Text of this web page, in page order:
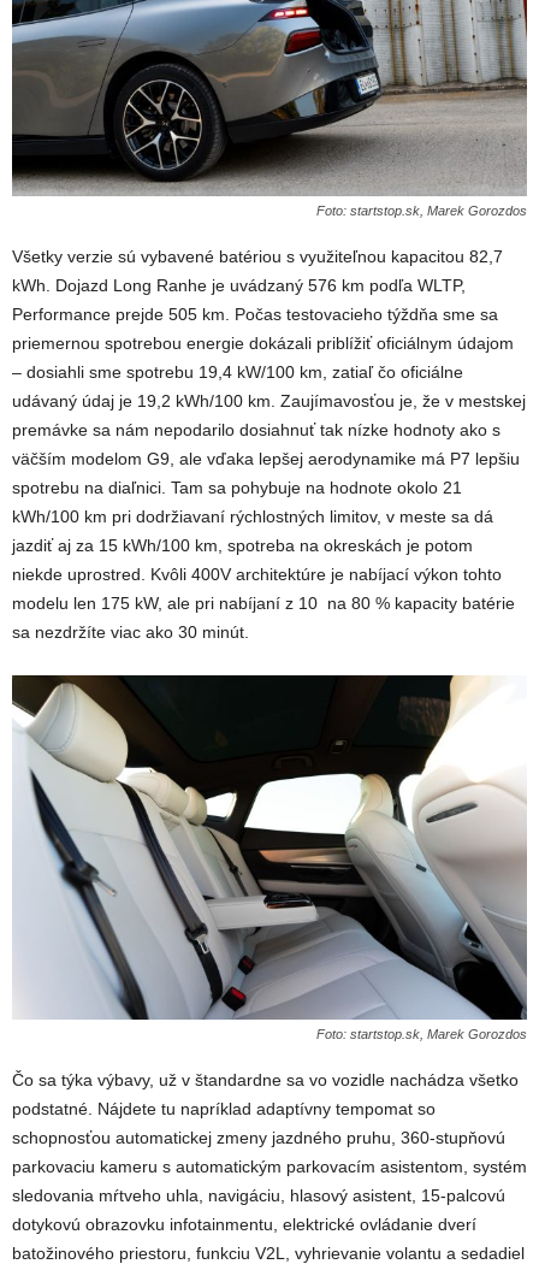
Foto: startstop.sk, Marek Gorozdos
Všetky verzie sú vybavené batériou s využiteľnou kapacitou 82,7
kWh. Dojazd Long Ranhe je uvádzaný 576 km podľa WLTP,
Performance prejde 505 km. Počas testovacieho týždňa sme sa
priemernou spotrebou energie dokázali priblížiť oficiálnym údajom
– dosiahli sme spotrebu 19,4 kW/100 km, zatiaľ čo oficiálne
udávaný údaj je 19,2 kWh/100 km. Zaujímavosťou je, že v mestskej
premávke sa nám nepodarilo dosiahnuť tak nízke hodnoty ako s
väčším modelom G9, ale vďaka lepšej aerodynamike má P7 lepšiu
spotrebu na diaľnici. Tam sa pohybuje na hodnote okolo 21
kWh/100 km pri dodržiavaní rýchlostných limitov, v meste sa dá
jazdiť aj za 15 kWh/100 km, spotreba na okreskách je potom
niekde uprostred. Kvôli 400V architektúre je nabíjací výkon tohto
modelu len 175 kW, ale pri nabíjaní z 10 na 80 % kapacity batérie
sa nezdržíte viac ako 30 minút.
Foto: startstop.sk, Marek Gorozdos
Čo sa týka výbavy, už v štandardne sa vo vozidle nachádza všetko
podstatné. Nájdete tu napríklad adaptívny tempomat so
schopnosťou automatickej zmeny jazdného pruhu, 360-stupňovú
parkovaciu kameru s automatickým parkovacím asistentom, systém
sledovania mŕtveho uhla, navigáciu, hlasový asistent, 15-palcovú
dotykovú obrazovku infotainmentu, elektrické ovládanie dverí
batožinového priestoru, funkciu V2L, vyhrievanie volantu a sedadiel